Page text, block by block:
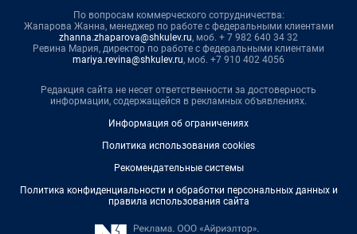
По вопросам коммерческого сотрудничества:
Жапарова Жанна, менеджер по работе с федеральными клиентами
zhanna.zhaparova@shkulev.ru, моб. + 7 982 640 34 32
Ревина Мария, директор по работе с федеральными клиентами
mariya.revina@shkulev.ru, моб. +7 910 402 4056
Редакция сайта не несет ответственности за достоверность
информации, содержащейся в рекламных объявлениях.
Информация об ограничениях
Политика использования cookies
Рекомендательные системы
Политика конфиденциальности и обработки персональных данных и
правила использования сайта